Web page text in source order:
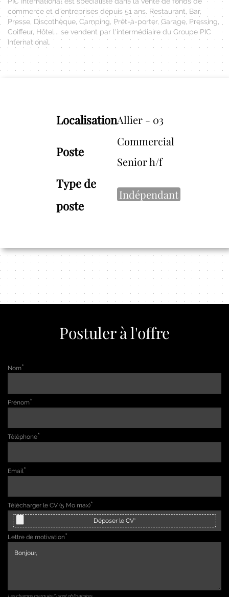
commerce et d'entreprises depuis 51 ans. Restaurant, Bar,
Presse, Discothèque, Camping, Prêt-à-porter, Garage, Pressing,
Coiffeur, Hôtel... se vendent par l'intermédiaire du Groupe PIC
International.
LocalisationAllier - 03
Poste
Commercial
Senior h/f
Type de
poste
Indépendant
Postuler à l'offre
Nom
Prénom
Téléphone
Email
Télécharger le CV (5 Mo max)
Déposer le CV*
Lettre de motivation
Les champs marqués (*) sont obligatoires